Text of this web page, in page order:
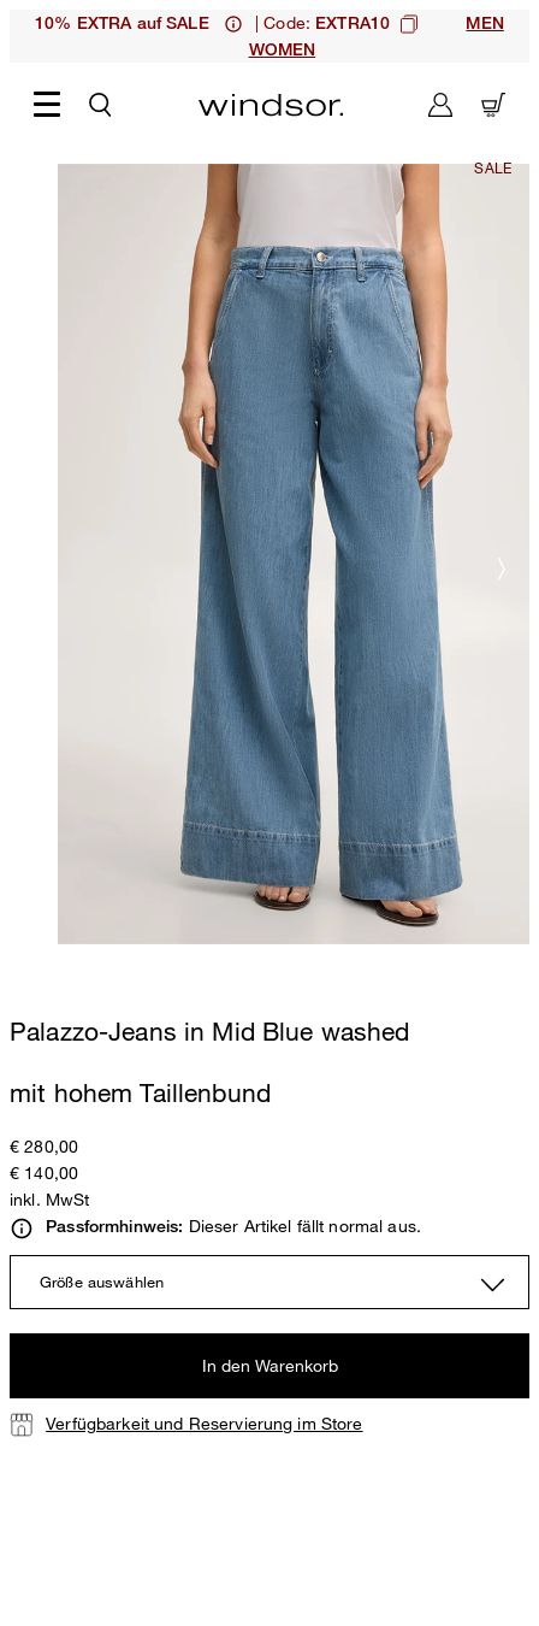
10% EXTRA auf SALE | Code: EXTRA10
MEN
WOMEN
Palazzo-Jeans in Mid Blue washed
mit hohem Taillenbund
€ 280,00
€ 140,00
inkl. MwSt
Passformhinweis: Dieser Artikel fällt normal aus.
Größe auswählen
In den Warenkorb
Verfügbarkeit und Reservierung im Store